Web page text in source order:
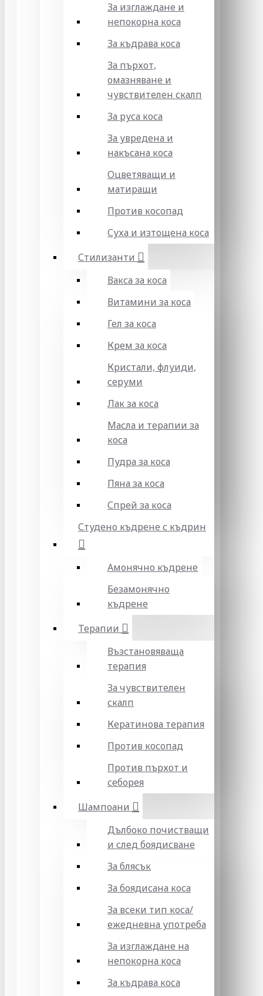
За изглаждане и
непокорна коса
За къдрава коса
За пърхот,
омазняване и
чувствителен скалп
За руса коса
За увредена и
накъсана коса
Оцветяващи и
матиращи
Против косопад
Суха и изтощена коса
Стилизанти
Вакса за коса
Витамини за коса
Гел за коса
Крем за коса
Кристали, флуиди,
серуми
Лак за коса
Масла и терапии за
коса
Пудра за коса
Пяна за коса
Спрей за коса
Студено къдрене с къдрин
Амонячно къдрене
Безамонячно
къдрене
Терапии
Възстановяваща
терапия
За чувствителен
скалп
Кератинова терапия
Против косопад
Против пърхот и
себорея
Шампоани
Дълбоко почистващи
и след боядисване
За блясък
За боядисана коса
За всеки тип коса/
ежедневна употреба
За изглаждане на
непокорна коса
За къдрава коса